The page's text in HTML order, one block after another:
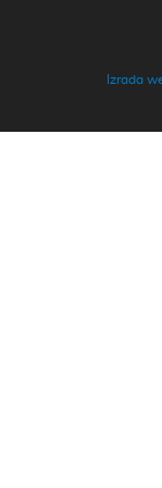
Izrada